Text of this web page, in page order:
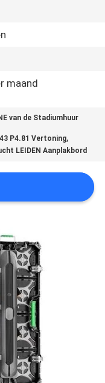
maand
van de Stadiumhuur
P4.81 Vertoning,
LEIDEN Aanplakbord